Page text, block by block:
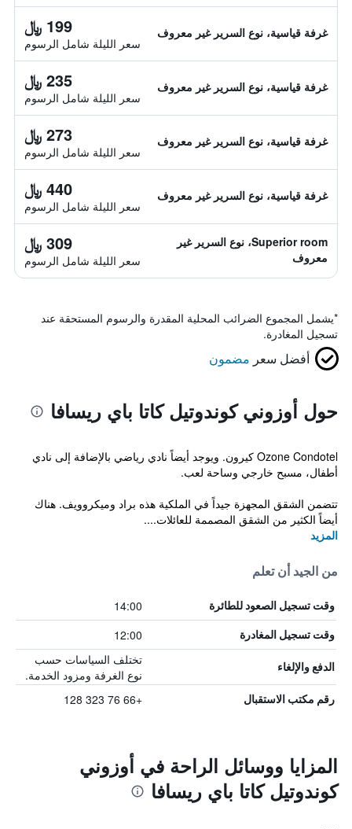
غرفة قياسية، نوع السرير غير معروف 199 ﷼
سعر الليلة شامل الرسوم
غرفة قياسية، نوع السرير غير معروف 235 ﷼
سعر الليلة شامل الرسوم
غرفة قياسية، نوع السرير غير معروف 273 ﷼
سعر الليلة شامل الرسوم
غرفة قياسية، نوع السرير غير معروف 440 ﷼
سعر الليلة شامل الرسوم
Superior room، نوع السرير غير
معروف
309 ﷼
سعر الليلة شامل الرسوم
*يشمل المجموع الضرائب المحلية المقدرة والرسوم المستحقة عند
تسجيل المغادرة.
أفضل سعر مضمون
حول أوزوني كوندوتيل كاتا باي ريسافا
Ozone Condotel كيرون. ويوجد أيضاً نادي رياضي بالإضافة إلى نادي
أطفال، مسبح خارجي وساحة لعب.
تتضمن الشقق المجهزة جيداً في الملكية هذه براد وميكروويف. هناك
أيضاً الكثير من الشقق المصممة للعائلات....
المزيد
من الجيد أن تعلم
وقت تسجيل الصعود للطائرة 14:00
وقت تسجيل المغادرة 12:00
الدفع والإلغاء
تختلف السياسات حسب
نوع الغرفة ومزود الخدمة.
رقم مكتب الاستقبال +66 76 323 128
المزايا ووسائل الراحة في أوزوني
كوندوتيل كاتا باي ريسافا